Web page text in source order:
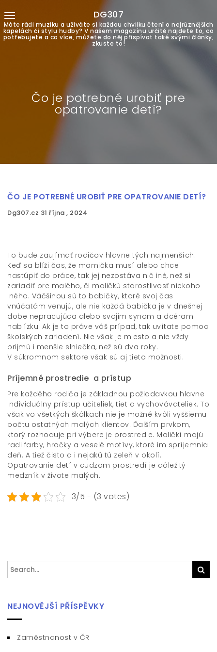
DG307
Máte rádi muziku a užíváte si každou chvilku čtení o nejrůznějších
kapelách či stylu hudby? V našem magazínu určitě najdete to, co
potřebujete a co více, můžete do něj přispívat také svými články,
zkuste to!
Čo je potrebné urobiť pre
opatrovanie detí?
ČO JE POTREBNÉ UROBIŤ PRE OPATROVANIE DETÍ?
Dg307.cz 31 října , 2024
To bude zaujímať rodičov hlavne tých najmenších.
Keď sa blíži čas, že mamička musí alebo chce
nastúpiť do práce, tak jej nezostáva nič iné, než si
zariadiť pre malého, či maličkú starostlivosť niekoho
iného. Väčšinou sú to babičky, ktoré svoj čas
vnúčatám venujú, ale nie každá babička je v dnešnej
dobe nepracujúca alebo svojim synom a dcéram
nablízku. Ak je to práve váš prípad, tak uvítate pomoc
školských zariadení. Nie však je miesto a nie vždy
prijmú i menšie slniečka, než sú dva roky.
V súkromnom sektore však sú aj tieto možnosti.
Príjemné prostredie a prístup
Pre každého rodiča je základnou požiadavkou hlavne
individuálny prístup učiteliek, tiet a vychovávateliek. To
však vo všetkých škôlkach nie je možné kvôli vyššiemu
počtu ostatných malých klientov. Ďalším prvkom,
ktorý rozhoduje pri výbere je prostredie. Maličkí majú
radi farby, hračky a veselé motívy, ktoré im spríjemnia
deň. A tiež čisto a i nejakú tú zeleň v okolí.
Opatrovanie detí v cudzom prostredí je dôležitý
medzník v živote malých.
3/5 - (3 votes)
Search
for:
NEJNOVĚJŠÍ PŘÍSPĚVKY
Zaměstnanost v ČR